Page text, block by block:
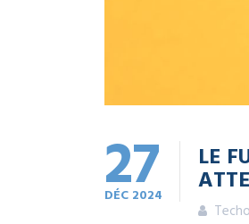
27
DÉC 2024
LE